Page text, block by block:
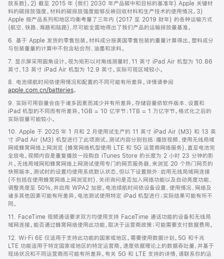
放系数)。2) 截至 2015 年 (我们 2030 年产品碳中和目标的基准年) Apple 关键材
料的碳排放强度。材料的碳排放强度能够反映回收材料和生产技术的使用情况。3)
Apple 按产品系列和地区均衡考量了三年内 (2017 至 2019 财年) 的各种运输方式
(航空、铁路、海路和陆路)，尽可能全面地得出了我们产品的运输排放量基准。
6. 基于 Apple 发货的零售包装。材料成分按美国零售包装的重量计算得出。塑料成分
与包装重量的计算中不包含粘合剂、油墨和涂料。
7. 显示屏采用圆角设计。视为矩形以对角线测量时，11 英寸 iPad Air 机型为 10.86
英寸，13 英寸 iPad Air 机型为 12.9 英寸。实际可视区域较小。
8. 电池续航时间依使用情况和配置的不同可能有所差异。详情请参阅
apple.com.cn/batteries。
9. 实际可用容量会由于诸多因素而减少并有所差异。存储容量依软件版本、设置和
iPad 机型的不同而有所差异。1GB = 10 亿字节；1TB = 1 万亿字节。格式化之后的
实际容量可能较小。
10. Apple 于 2025 年 1 月和 2 月使用试生产的 11 英寸 iPad Air (M3) 和 13 英
寸 iPad Air (M3) 机型进行了此项测试。测试内容分别包括：播放视频、使用无线局域
网或蜂窝网络上网浏览 (蜂窝网络机型使用 LTE 和 5G 运营商网络服务)，直至电池完
全放电。视频内容是重复播放一段购自 iTunes Store 的长度为 2 小时 23 分钟的影
片。无线局域网和蜂窝网络上网测试使用专门的网页服务器，来浏览 20 个热门网页的
快照版本。测试时的设置均使用系统默认状态，但以下设置除外：启用无线局域网连接
(不包括在使用蜂窝网络上网浏览时)、关闭询问是否加入网络功能以及自动亮度功能、
调整亮度至 50%，并启用 WPA2 加密。电池续航时间依设备设置、使用情况、网络及
诸多其他因素可能有所差异。电池测试使用特定 iPad 机型进行；实际结果可能有所不
同。
11. FaceTime 视频通话要求双方均使用支持 FaceTime 通话功能的设备和无线局
域网连接。能否通过蜂窝网络使用此功能，取决于运营商政策；可能需要支付数据费用。
12. Wi‑Fi 6E 仅适用于支持此功能的国家或地区。需要使用数据计划。5G 和千兆
LTE 功能适用于特定国家或地区的特定运营商。速度依据理论上的数据吞吐量，并基于
现场状况和不同运营商而可能有所差异。有关 5G 和 LTE 支持的详情，请联系你的运